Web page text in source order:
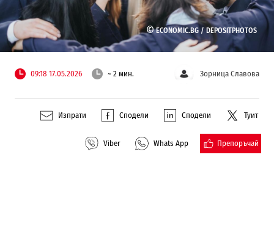
©ECONOMIC.BG /DEPOSITPHOTOS
09:18 17.05.2026 ~ 2 мин. Зорница Славова
Изпрати Сподели Сподели Туит
Viber Whats App Препоръчай